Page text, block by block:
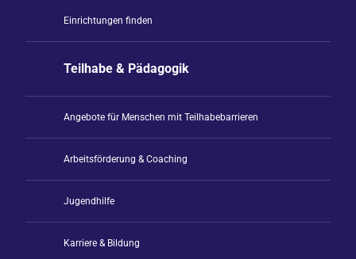
Einrichtungen finden
Teilhabe & Pädagogik
Angebote für Menschen mit Teilhabebarrieren
Arbeitsförderung & Coaching
Jugendhilfe
Karriere & Bildung